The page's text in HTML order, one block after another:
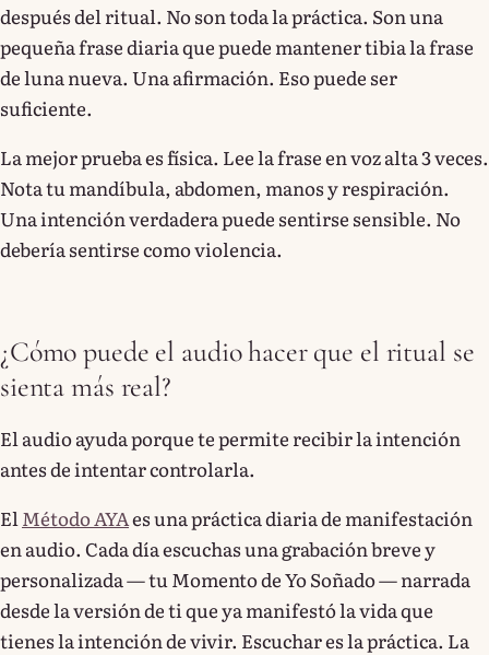
después del ritual. No son toda la práctica. Son una
pequeña frase diaria que puede mantener tibia la frase
de luna nueva. Una afirmación. Eso puede ser
suficiente.
La mejor prueba es física. Lee la frase en voz alta 3 veces.
Nota tu mandíbula, abdomen, manos y respiración.
Una intención verdadera puede sentirse sensible. No
debería sentirse como violencia.
¿Cómo puede el audio hacer que el ritual se
sienta más real?
El audio ayuda porque te permite recibir la intención
antes de intentar controlarla.
El Método AYAes una práctica diaria de manifestación
en audio. Cada día escuchas una grabación breve y
personalizada — tu Momento de Yo Soñado — narrada
desde la versión de ti que ya manifestó la vida que
tienes la intención de vivir. Escuchar es la práctica. La